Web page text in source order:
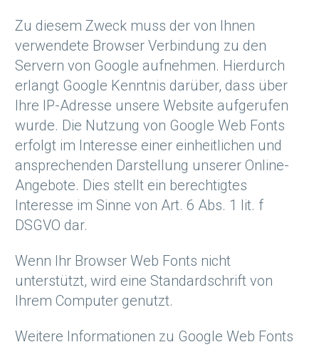
Zu diesem Zweck muss der von Ihnen
verwendete Browser Verbindung zu den
Servern von Google aufnehmen. Hierdurch
erlangt Google Kenntnis darüber, dass über
Ihre IP-Adresse unsere Website aufgerufen
wurde. Die Nutzung von Google Web Fonts
erfolgt im Interesse einer einheitlichen und
ansprechenden Darstellung unserer Online-
Angebote. Dies stellt ein berechtigtes
Interesse im Sinne von Art. 6 Abs. 1 lit. f
DSGVO dar.
Wenn Ihr Browser Web Fonts nicht
unterstützt, wird eine Standardschrift von
Ihrem Computer genutzt.
Weitere Informationen zu Google Web Fonts